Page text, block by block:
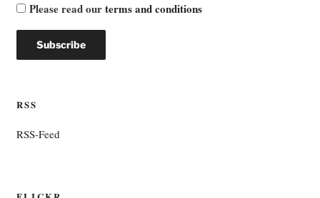
Please read ourterms and conditions
RSS
RSS-Feed